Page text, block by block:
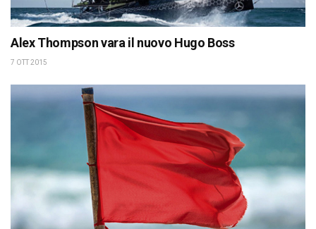
Alex Thompson vara il nuovo Hugo Boss
7 OTT 2015